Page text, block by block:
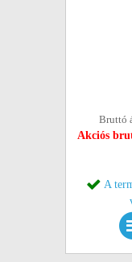
Bruttó
Akciós
A